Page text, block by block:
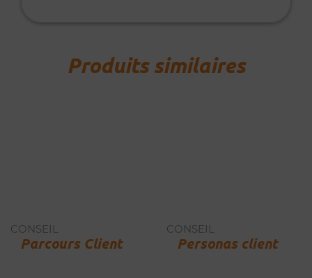
Produits similaires
CONSEIL
Parcours Client
CONSEIL
Personas client